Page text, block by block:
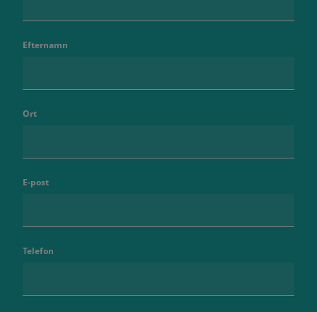
Efternamn
Ort
E-post
Telefon